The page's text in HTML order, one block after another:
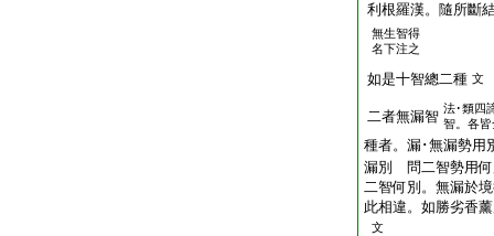
利根羅漢。隨所斷
無生智得
名下注之
如是十智總二種 文
二者無漏智 法･類四
智。各
種者。漏･無漏勢用
漏別 問二智勢用
二智何別。無漏於
此相違。如勝劣香
文